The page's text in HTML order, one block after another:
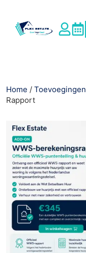
Home / Toevoegingen
Rapport